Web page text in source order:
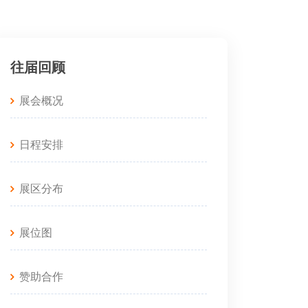
往届回顾
展会概况
日程安排
展区分布
展位图
赞助合作